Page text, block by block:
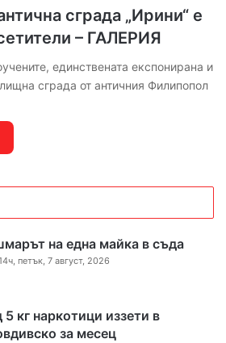
сграда „Ирини“ е
– ГАЛЕРИЯ
единствената експонирана и
сграда от античния Филипопол
на една майка в съда
петък, 7 август, 2026
5 кг наркотици иззети в
за месец